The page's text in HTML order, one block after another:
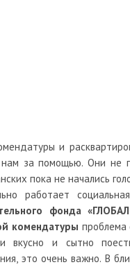
и
нам за помощью. Они не
пока не начались
работает
фонда
комендатуры
вкусно и сытно
это очень важно. В